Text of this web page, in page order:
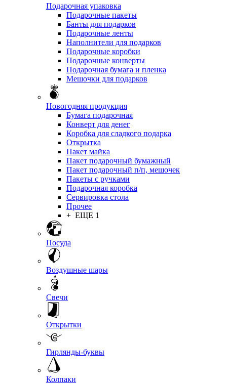
Подарочная упаковка
Подарочные пакеты
Банты для подарков
Подарочные ленты
Наполнители для подарков
Подарочные коробки
Подарочные конверты
Подарочная бумага и пленка
Мешочки для подарков
Новогодняя продукция
Бумага подарочная
Конверт для денег
Коробка для сладкого подарка
Открытка
Пакет майка
Пакет подарочный бумажный
Пакет подарочный п/п, мешочек
Пакеты с ручками
Подарочная коробка
Сервировка стола
Прочее
+ ЕЩЕ 1
Посуда
Воздушные шары
Свечи
Открытки
Гирлянды-буквы
Колпаки